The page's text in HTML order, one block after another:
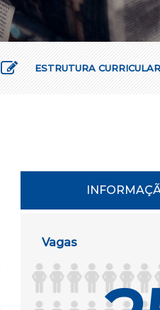
ESTRUTURA CURRICULAR
Vagas